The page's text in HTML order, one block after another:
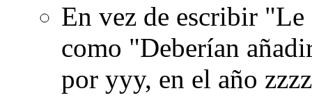
En vez de escribir
como "Deberían
por yyy, en el año